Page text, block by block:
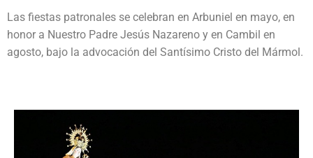
Las fiestas patronales se celebran en Arbuniel en mayo, en
honor a Nuestro Padre Jesús Nazareno y en Cambil en
agosto, bajo la advocación del Santísimo Cristo del Mármol.